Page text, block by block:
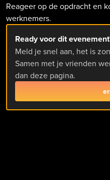
Reageer op de opdracht en
werknemers.
Ready voor dit
Meld je snel aan, het is
Samen met je vrienden
dan deze pagina.